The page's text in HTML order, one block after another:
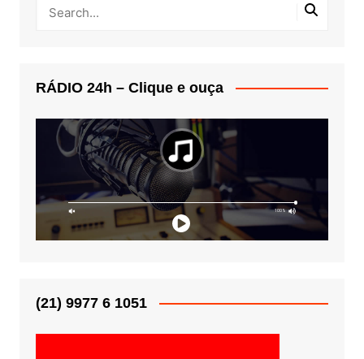
RÁDIO 24h – Clique e ouça
(21) 9977 6 1051